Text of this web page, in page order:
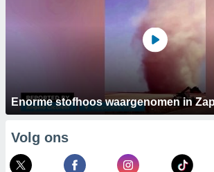
Enorme stofhoos waargenomen in
Volg ons